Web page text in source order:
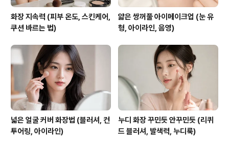
화장 지속력 (피부 온도, 스킨케어,
쿠션 바르는 법)
얇은 쌍꺼풀 아이메이크업 (눈 유
형, 아이라인, 음영)
넓은 얼굴 커버 화장법 (블러셔, 컨
투어링, 아이라인)
누디 화장 꾸민듯 안꾸민듯 (리퀴
드 블러셔, 발색력, 누디룩)